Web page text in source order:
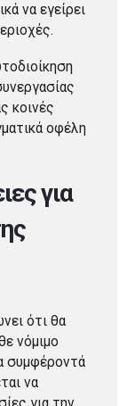
να εγείρει
κοινές
οφέλη
για
ότι θα
νόμιμο
συμφέροντά
να